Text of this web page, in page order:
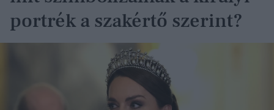
portrék a szakértő szerint?